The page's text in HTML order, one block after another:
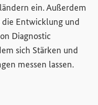
ein. Außerdem
Entwicklung und
Diagnostic
Link)
sich Stärken und
messen lassen.